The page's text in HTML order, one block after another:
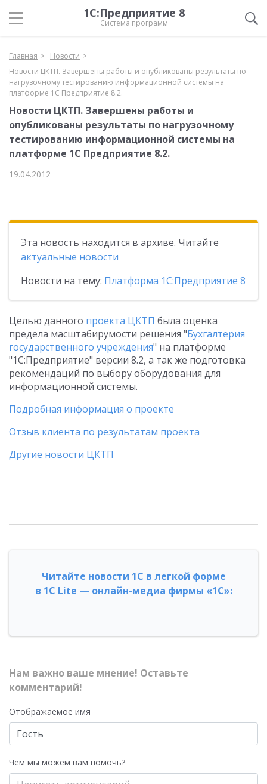
1С:Предприятие 8
Система программ
Главная
Новости
Новости ЦКТП. Завершены работы и опубликованы результаты по
нагрузочному тестированию информационной системы на
платформе 1С Предприятие 8.2.
Новости ЦКТП. Завершены работы и
опубликованы результаты по нагрузочному
тестированию информационной системы на
платформе 1С Предприятие 8.2.
19.04.2012
Эта новость находится в архиве. Читайте
актуальные новости
Новости на тему: Платформа 1С:Предприятие 8
Целью данного проекта ЦКТП была оценка
предела масштабирумости решения "Бухгалтерия
государственного учреждения" на платформе
"1С:Предприятие" версии 8.2, а так же подготовка
рекомендаций по выбору оборудования для
информационной системы.
Подробная информация о проекте
Отзыв клиента по результатам проекта
Другие новости ЦКТП
Читайте новости 1С в легкой форме
в 1С Lite — онлайн-медиа фирмы «1С»:
Нам важно ваше мнение! Оставьте
комментарий!
Отображаемое имя
Чем мы можем вам помочь?